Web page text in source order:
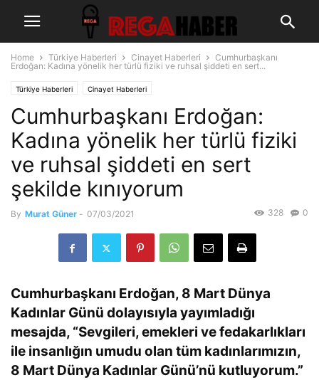
Home Türkiye Haberleri Cinayet Haberleri
Cumhurbaşkanı
Erdoğan: Kadına yönelik her türlü fiziki ve ruhsal şiddeti en sert...
Türkiye Haberleri Cinayet Haberleri
Cumhurbaşkanı Erdoğan:
Kadına yönelik her türlü fiziki
ve ruhsal şiddeti en sert
şekilde kınıyorum
By Murat Güner - 07/03/2021 0
328
Cumhurbaşkanı Erdoğan, 8 Mart Dünya
Kadınlar Günü dolayısıyla yayımladığı
mesajda, “Sevgileri, emekleri ve fedakarlıkları
ile insanlığın umudu olan tüm kadınlarımızın,
8 Mart Dünya Kadınlar Günü’nü kutluyorum.”